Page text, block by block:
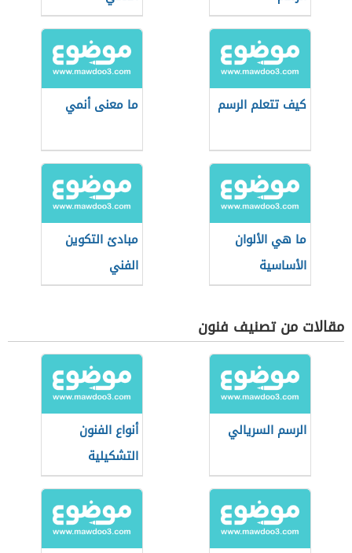
كيف تتعلم الرسم ما معنى أنمي
ما هي الألوان
الأساسية
مبادئ التكوين
الفني
مقالات من تصنيف فنون
الرسم السريالي
أنواع الفنون
التشكيلية